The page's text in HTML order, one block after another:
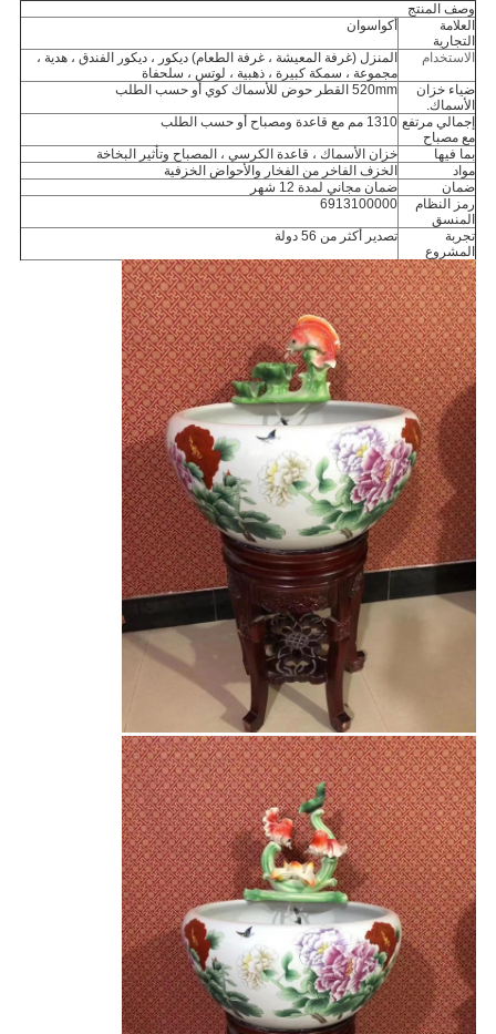
وصف المنتج
العلامة
التجارية
أكواسوان
الاستخدام
المنزل (غرفة المعيشة ، غرفة الطعام) ديكور ، ديكور الفندق ، هدية ،
مجموعة ، سمكة كبيرة ، ذهبية ، لوتس ، سلحفاة
ضياء خزان
الأسماك.
520mm القطر حوض للأسماك كوي أو حسب الطلب
إجمالي مرتفع
مع مصباح
1310 مم مع قاعدة ومصباح أو حسب الطلب
بما فيها
خزان الأسماك ، قاعدة الكرسي ، المصباح وتأثير البخاخة
مواد
الخزف الفاخر من الفخار والأحواض الخزفية
ضمان
ضمان مجاني لمدة 12 شهر
رمز النظام
المنسق
6913100000
تجربة
المشروع
تصدير أكثر من 56 دولة